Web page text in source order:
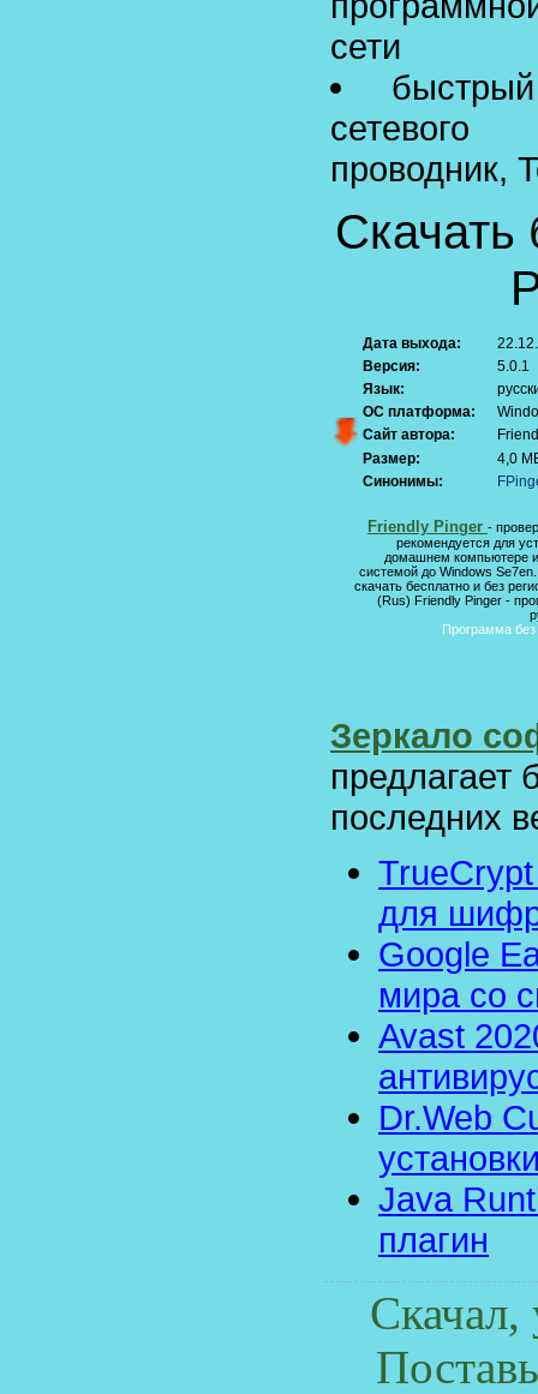
сети
проводник,
Скачать
Дата выхода:
Версия:
5.0.1
Язык:
ОС платформа:
Сайт автора:
Размер:
4,0
Синонимы:
Friendly Pinger -
рекомендуется для
домашнем компьютере
системой до Windows
скачать бесплатно и без
(Rus) Friendly Pinger -
Программа без
Зеркало
предлагает
последних
для
Google
мира со
Avast
Dr.Web
Java
плагин
Скачал,